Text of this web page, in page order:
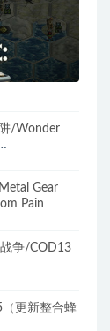
/Wonder
Gear
Pain
争/COD13
更新整合蜂